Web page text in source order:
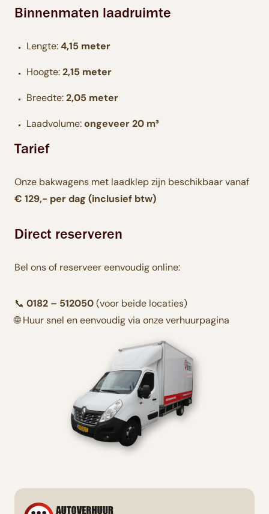
Binnenmaten laadruimte
Lengte:4,15 meter
Hoogte:2,15 meter
Breedte:2,05 meter
Laadvolume:ongeveer 20 m³
Tarief
Onze bakwagens met laadklep zijn beschikbaar vanaf
€ 129,- per dag (inclusief btw)
Direct reserveren
Bel ons of reserveer eenvoudig online:
📞 0182 – 512050(voor beide locaties)
🌐 Huur snel en eenvoudig via onze verhuurpagina